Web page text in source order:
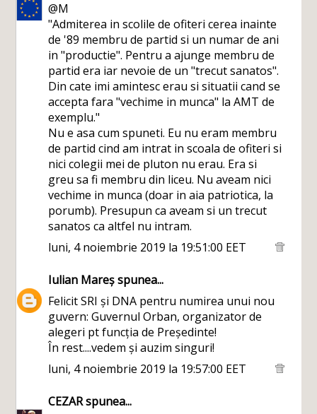
@M
"Admiterea in scolile de ofiteri cerea inainte
de '89 membru de partid si un numar de ani
in "productie". Pentru a ajunge membru de
partid era iar nevoie de un "trecut sanatos".
Din cate imi amintesc erau si situatii cand se
accepta fara "vechime in munca" la AMT de
exemplu."
Nu e asa cum spuneti. Eu nu eram membru
de partid cind am intrat in scoala de ofiteri si
nici colegii mei de pluton nu erau. Era si
greu sa fi membru din liceu. Nu aveam nici
vechime in munca (doar in aia patriotica, la
porumb). Presupun ca aveam si un trecut
sanatos ca altfel nu intram.
luni, 4 noiembrie 2019 la 19:51:00 EET
Iulian Mareșspunea...
Felicit SRI și DNA pentru numirea unui nou
guvern: Guvernul Orban, organizator de
alegeri pt funcția de Președinte!
În rest....vedem și auzim singuri!
luni, 4 noiembrie 2019 la 19:57:00 EET
CEZARspunea...